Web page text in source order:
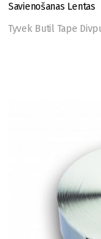
Savienošanas Lentas
Tyvek Butil Tape